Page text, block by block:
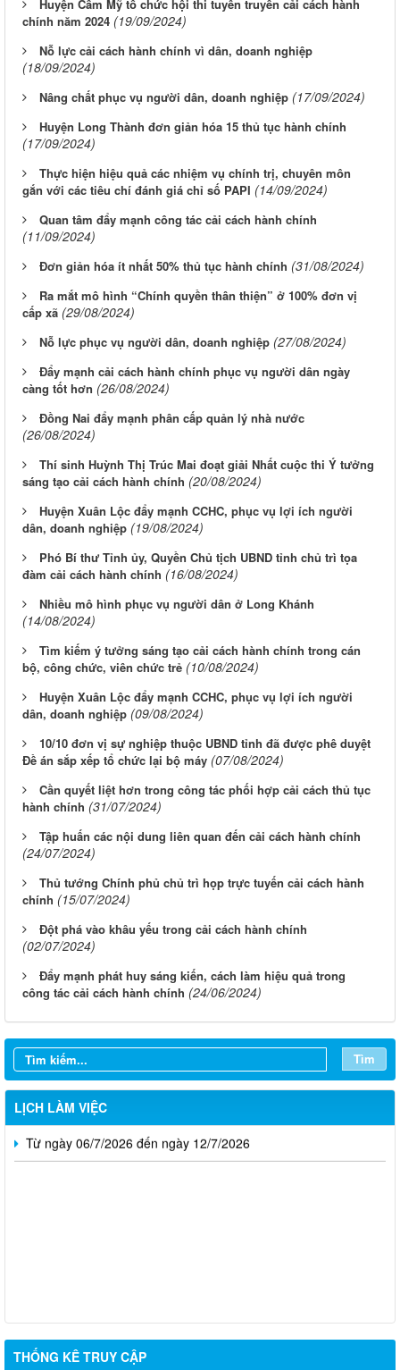
Huyện Cẩm Mỹ tổ chức hội thi tuyên truyền cải cách hành
chính năm 2024 (19/09/2024)
Nỗ lực cải cách hành chính vì dân, doanh nghiệp
(18/09/2024)
Nâng chất phục vụ người dân, doanh nghiệp (17/09/2024)
Huyện Long Thành đơn giản hóa 15 thủ tục hành chính
(17/09/2024)
Thực hiện hiệu quả các nhiệm vụ chính trị, chuyên môn
gắn với các tiêu chí đánh giá chỉ số PAPI (14/09/2024)
Quan tâm đẩy mạnh công tác cải cách hành chính
(11/09/2024)
Đơn giản hóa ít nhất 50% thủ tục hành chính (31/08/2024)
Ra mắt mô hình “Chính quyền thân thiện” ở 100% đơn vị
cấp xã (29/08/2024)
Nỗ lực phục vụ người dân, doanh nghiệp (27/08/2024)
Đẩy mạnh cải cách hành chính phục vụ người dân ngày
càng tốt hơn (26/08/2024)
Đồng Nai đẩy mạnh phân cấp quản lý nhà nước
(26/08/2024)
Thí sinh Huỳnh Thị Trúc Mai đoạt giải Nhất cuộc thi Ý tưởng
sáng tạo cải cách hành chính (20/08/2024)
Huyện Xuân Lộc đẩy mạnh CCHC, phục vụ lợi ích người
dân, doanh nghiệp (19/08/2024)
Phó Bí thư Tỉnh ủy, Quyền Chủ tịch UBND tỉnh chủ trì tọa
đàm cải cách hành chính (16/08/2024)
Nhiều mô hình phục vụ người dân ở Long Khánh
(14/08/2024)
Tìm kiếm ý tưởng sáng tạo cải cách hành chính trong cán
bộ, công chức, viên chức trẻ (10/08/2024)
Huyện Xuân Lộc đẩy mạnh CCHC, phục vụ lợi ích người
dân, doanh nghiệp (09/08/2024)
10/10 đơn vị sự nghiệp thuộc UBND tỉnh đã được phê duyệt
Đề án sắp xếp tổ chức lại bộ máy (07/08/2024)
Cần quyết liệt hơn trong công tác phối hợp cải cách thủ tục
hành chính (31/07/2024)
Tập huấn các nội dung liên quan đến cải cách hành chính
(24/07/2024)
Thủ tướng Chính phủ chủ trì họp trực tuyến cải cách hành
chính (15/07/2024)
Đột phá vào khâu yếu trong cải cách hành chính
(02/07/2024)
Đẩy mạnh phát huy sáng kiến, cách làm hiệu quả trong
công tác cải cách hành chính (24/06/2024)
Tìm
LỊCH LÀM VIỆC
Từ ngày 03/8/2026 đến ngày 09/8/2026
Từ ngày 27/7/2026 đến ngày 02/8/2026
Từ ngày 20/7/2026 đến ngày 26/7/2026
Từ ngày 13/7/2026 đến ngày 18/7/2026
Từ ngày 06/7/2026 đến ngày 12/7/2026
THỐNG KÊ TRUY CẬP
Thông báo về việc tuyển dụng viên chức năm 2026